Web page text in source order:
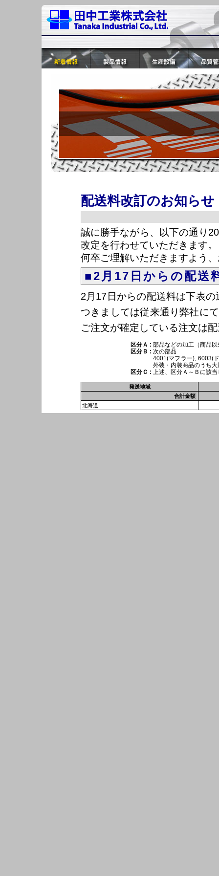
新着情報 製品情報
配送料改訂のお知らせ
誠に勝手ながら、以下の通り
改定を行わせていただきます。
何卒ご理解いただきますよう
2月17日からの配送
2月17日からの配送料は下表
つきましては従来通り弊社に
ご注文が確定している注文は
区分Ａ
部品などの加工（商品
区分Ｂ
次の部品
4001(マフラー), 6003(
外装・内装商品のうち
区分Ｃ
上述、区分Ａ～Ｂに該
発送地域
合計金額
北海道